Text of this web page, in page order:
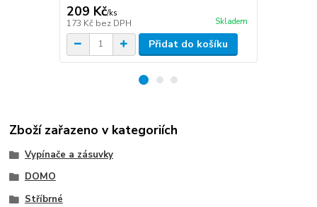
209 Kč/ks
173 Kč bez DPH Skladem
Přidat do košíku
Zboží zařazeno v kategoriích
Vypínače a zásuvky
DOMO
Stříbrné